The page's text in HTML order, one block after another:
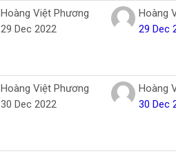
Hoàng Việt Phương
29 Dec 2022
Hoàng
29 Dec
Hoàng Việt Phương
30 Dec 2022
Hoàng
30 Dec